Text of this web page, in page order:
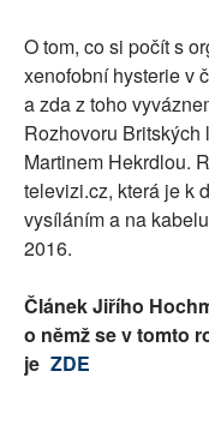
O tom, co si počít s
xenofobní hysterie v
a zda z toho
Rozhovoru
Martinem Hekrdlou.
televizi.cz, která je k
vysíláním a na
2016.
Článek Jiřího
o němž se v tomto
je ZDE